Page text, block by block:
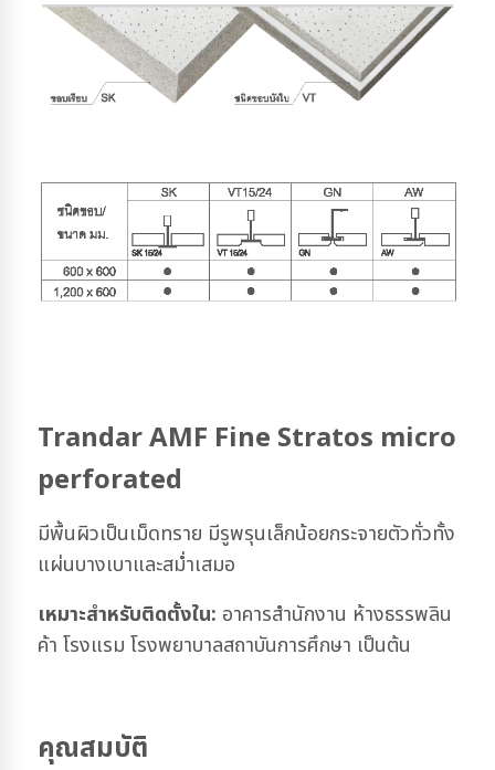
Trandar AMF Fine Stratos micro
perforated
มีพื้นผิวเป็นเม็ดทราย มีรูพรุนเล็กน้อยกระจายตัวทั่วทั้ง
แผ่นบางเบาและสม่ำเสมอ
เหมาะสำหรับติดตั้งใน: อาคารสำนักงาน ห้างธรรพลิน
ค้า โรงแรม โรงพยาบาลสถาบันการศึกษา เป็นต้น
คุณสมบัติ